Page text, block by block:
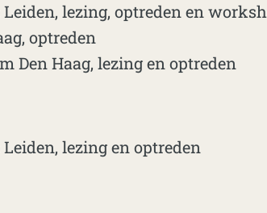
lezing, optreden en
optreden
Den Haag, lezing en optreden
lezing en optreden